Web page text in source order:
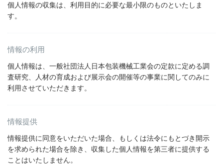
個人情報の収集は、利用目的に必要な最小限のものといたしま
す。
情報の利用
個人情報は、一般社団法人日本包装機械工業会の定款に定める調
査研究、人材の育成および展示会の開催等の事業に関してのみに
利用させていただきます。
情報提供
情報提供に同意をいただいた場合、もしくは法令にもとづき開示
を求められた場合を除き、収集した個人情報を第三者に提供する
ことはいたしません。